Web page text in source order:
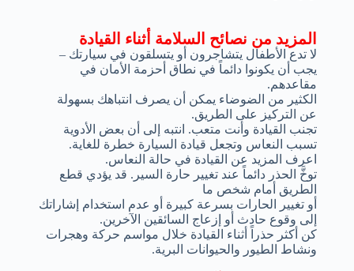
المزيد من نصائح السلامة أثناء القيادة
لا تدع الأطفال يتشاجرون أو يتسلقون في سيارتك –
يجب أن يكونوا دائماً في نطاق أحزمة الأمان في
مقاعدهم.
الكثير من الضوضاء يمكن أن يصرف انتباهك بسهولة
عن التركيز على الطريق.
تجنب القيادة وأنت متعب. انتبه إلى أن بعض الأدوية
تسبب النعاس وتجعل قيادة السيارة خطرة للغاية.
اعرف المزيد عن القيادة في حالة النعاس.
توخَّ الحذر دائماً عند تغيير حارة السير. قد يؤدي قطع
الطريق أمام شخص ما
أو تغيير الحارات بسرعة كبيرة أو عدم استخدام إشاراتك
إلى وقوع حادث أو إزعاج السائقين الآخرين.
كن أكثر حذراً أثناء القيادة خلال مواسم حركة وهجرات
ونشاط الطيور والحيوانات البرية.